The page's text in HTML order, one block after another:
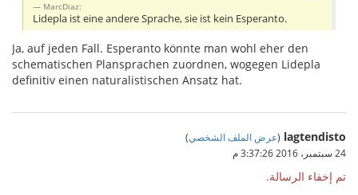
MarcDiaz:
Lidepla ist eine andere Sprache, sie ist kein Esperanto.
Ja, auf jeden Fall. Esperanto könnte man wohl eher den
schematischen Plansprachen zuordnen, wogegen Lidepla
definitiv einen naturalistischen Ansatz hat.
lagtendisto
(عرض الملف الشخصي)
24 سبتمبر، 2016 3:37:26 م
تم إخفاء الرسالة.